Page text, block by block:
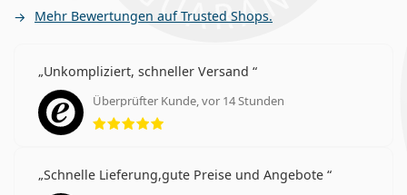
Mehr Bewertungen auf Trusted Shops.
Unkompliziert, schneller Versand
Überprüfter Kunde, vor 14 Stunden
Bewertung 5 aus 5
Schnelle Lieferung,gute Preise und Angebote